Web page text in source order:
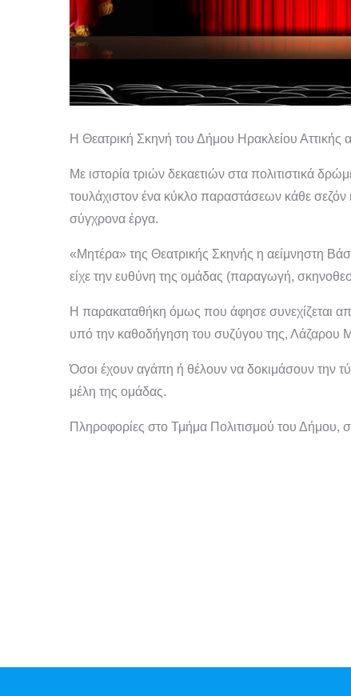
Η Θεατρική Σκηνή του Δήμου Ηρακλείου Αττικής
Με ιστορία τριών δεκαετιών στα πολιτιστικά
τουλάχιστον ένα κύκλο παραστάσεων κάθε σεζόν
σύγχρονα έργα.
«Μητέρα» της Θεατρικής Σκηνής η αείμνηστη
είχε την ευθύνη της ομάδας (παραγωγή,
Η παρακαταθήκη όμως που άφησε συνεχίζεται
υπό την καθοδήγηση του συζύγου της, Λάζαρου
Όσοι έχουν αγάπη ή θέλουν να δοκιμάσουν την
μέλη της ομάδας.
Πληροφορίες στο Τμήμα Πολιτισμού του Δήμου,